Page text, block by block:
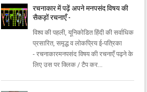
रचनाकार में पढ़ें अपने मनपसंद विषय की
सैकड़ों रचनाएँ -
विश्व की पहली, यूनिकोडित हिंदी की सर्वाधिक
प्रसारित, समृद्ध व लोकप्रिय ई-पत्रिका
- रचनाकारमनपसंद विषय की रचनाएँ पढ़ने के
लिए उस पर क्लिक / टैप कर...